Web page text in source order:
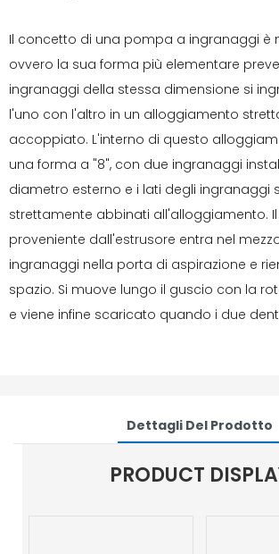
Il concetto di una pompa a ingranaggi è
ovvero la sua forma più elementare
ingranaggi della stessa dimensione si
l'uno con l'altro in un alloggiamento
accoppiato. L'interno di questo
una forma a "8", con due ingranaggi
diametro esterno e i lati degli ingranaggi
strettamente abbinati all'alloggiamento.
proveniente dall'estrusore entra nel
ingranaggi nella porta di aspirazione e
spazio. Si muove lungo il guscio con la
e viene infine scaricato quando i due
Dettagli Del Prodotto
PRODUCT